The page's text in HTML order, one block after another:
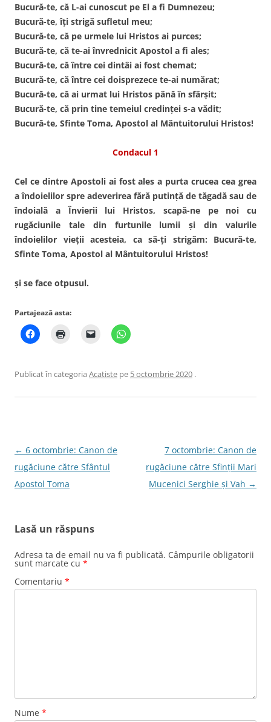
Bucură-te, că L-ai cunoscut pe El a fi Dumnezeu;
Bucură-te, îţi strigă sufletul meu;
Bucură-te, că pe urmele lui Hristos ai purces;
Bucură-te, că te-ai învrednicit Apostol a fi ales;
Bucură-te, că între cei dintâi ai fost chemat;
Bucură-te, că între cei doisprezece te-ai numărat;
Bucură-te, că ai urmat lui Hristos până în sfârşit;
Bucură-te, că prin tine temeiul credinţei s-a vădit;
Bucură-te, Sfinte Toma, Apostol al Mântuitorului Hristos!
Condacul 1
Cel ce dintre Apostoli ai fost ales a purta crucea cea grea
a îndoielilor spre adeverirea fără putinţă de tăgadă sau de
îndoială a Învierii lui Hristos, scapă-ne pe noi cu
rugăciunile tale din furtunile lumii şi din valurile
îndoielilor vieţii acesteia, ca să-ţi strigăm: Bucură-te,
Sfinte Toma, Apostol al Mântuitorului Hristos!
şi se face otpusul.
Partajează asta:
Publicat în categoria Acatiste pe 5 octombrie 2020 .
Navigare
în
articole
← 6 octombrie: Canon de
rugăciune către Sfântul
Apostol Toma
7 octombrie: Canon de
rugăciune către Sfinţii Mari
Mucenici Serghie şi Vah →
Lasă un răspuns
Adresa ta de email nu va fi publicată. Câmpurile obligatorii
sunt marcate cu *
Comentariu *
Nume *